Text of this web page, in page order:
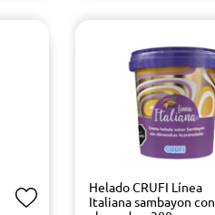
Helado CRUFI Línea
Italiana sambayon con